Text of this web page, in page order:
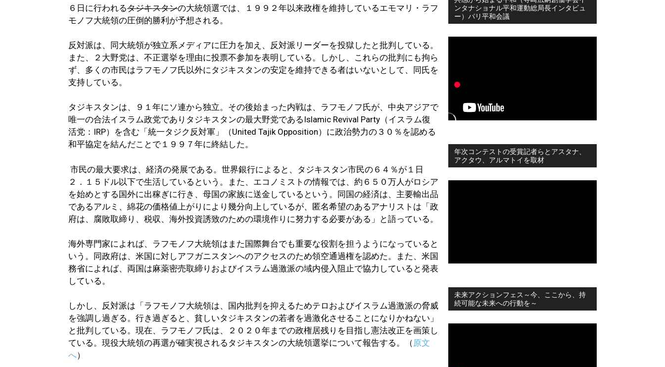
６日に行われるタジキスタンの大統領選では、１９９２年以来政権を維持しているエモマリ・ラフ
モノフ大統領の圧倒的勝利が予想される。
反対派は、同大統領が独立系メディアに圧力を加え、反対派リーダーを投獄したと批判している。
また、２大野党は、不正選挙を理由に投票不参加を表明している。しかし、これらの批判にも拘ら
ず、多くの市民はラフモノフ氏以外にタジキスタンの安定を維持できる者はいないとして、同氏を
支持している。
タジキスタンは、９１年にソ連から独立。その後始まった内戦は、ラフモノフ氏が、中央アジアで
唯一の合法イスラム政党でありタジキスタンの最大野党であるIslamic Revival Party（イスラム復
活党：IRP）を含む「統一タジク反対軍」（United Tajik Opposition）に政治勢力の３０％を認める
和平協定を結んだことで１９９７年に終結した。
市民の最大要求は、経済の発展である。世界銀行によると、タジキスタン市民の６４％が１日
２．１５ドル以下で生活しているという。また、エコノミストの情報では、約６５０万人がロシア
を始めとする国外に出稼ぎに行き、母国の家族に送金しているという。同国の経済は、主要輸出品
であるアルミ、綿花の価格値上がりにより幾分向上しているが、匿名希望のあるアナリストは「政
府は、腐敗取締り、税収、海外投資誘致のための環境作りに努力する必要がある」と語っている。
海外専門家によれば、ラフモノフ大統領はまた国際舞台でも重要な役割を担うようになっていると
いう。同政府は、米国に対しアフガニスタンへのアクセスのため領空通過権を認めた。また、米国
務省によれば、両国は麻薬密売取締りおよびイスラム過激派の域内侵入阻止で協力していると発表
している。
しかし、反対派は「ラフモノフ大統領は、国内批判を抑えるためテロおよびイスラム過激派の脅威
を強調し過ぎる。行き過ぎると、貧しいタジキスタンの若者を過激化させることになりかねない」
と批判している。現在、ラフモノフ氏は、２０２０年までの政権居残りを目指し憲法改正を画策し
ている。現役大統領の再選が確実視されるタジキスタンの大統領選挙について報告する。（ 原文
へ）
ンタナショナル平和運動総局長インタビュ
ー）パリ平和会議
年次コンテストの受賞記者らとアスタナ、
アクタウ、アルマトイを取材
未来アクションフェス～今、ここから、持
続可能な未来への行動を～